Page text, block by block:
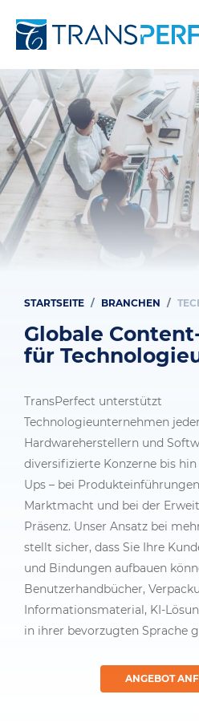
Pfadnavigation
STARTSEITE BRANCHEN
Globale
für
TransPerfect unterstützt
Technologieunternehmen
Hardwareherstellern und
diversifizierte Konzerne bis
Ups – bei
Marktmacht und bei der
Präsenz. Unser Ansatz bei
stellt sicher, dass Sie Ihre
und Bindungen aufbauen
Benutzerhandbücher,
Informationsmaterial, KI-
in ihrer bevorzugten Sprache
ANGEBOT